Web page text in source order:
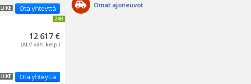
Ota yhteyttä
LIIKE
PÄIVITETTY 24H
12 617 €
(ALV väh. kelp.)
Ota yhteyttä
LIIKE
Omat ajoneuvot